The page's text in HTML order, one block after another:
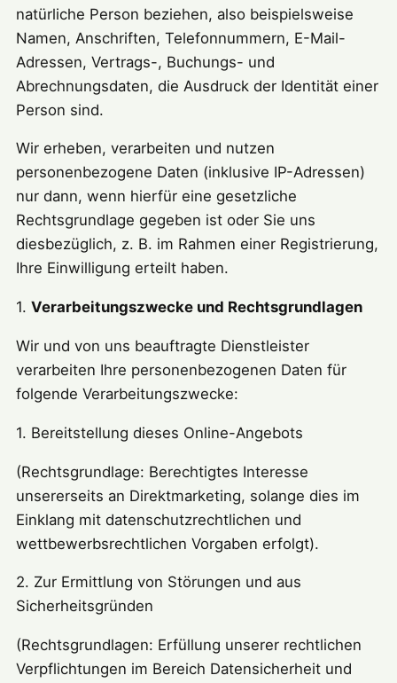
natürliche Person beziehen, also beispielsweise
Namen, Anschriften, Telefonnummern, E-Mail-
Adressen, Vertrags-, Buchungs- und
Abrechnungsdaten, die Ausdruck der Identität einer
Person sind.
Wir erheben, verarbeiten und nutzen
personenbezogene Daten (inklusive IP-Adressen)
nur dann, wenn hierfür eine gesetzliche
Rechtsgrundlage gegeben ist oder Sie uns
diesbezüglich, z. B. im Rahmen einer Registrierung,
Ihre Einwilligung erteilt haben.
1. Verarbeitungszwecke und Rechtsgrundlagen
Wir und von uns beauftragte Dienstleister
verarbeiten Ihre personenbezogenen Daten für
folgende Verarbeitungszwecke:
1. Bereitstellung dieses Online-Angebots
(Rechtsgrundlage: Berechtigtes Interesse
unsererseits an Direktmarketing, solange dies im
Einklang mit datenschutzrechtlichen und
wettbewerbsrechtlichen Vorgaben erfolgt).
2. Zur Ermittlung von Störungen und aus
Sicherheitsgründen
(Rechtsgrundlagen: Erfüllung unserer rechtlichen
Verpflichtungen im Bereich Datensicherheit und